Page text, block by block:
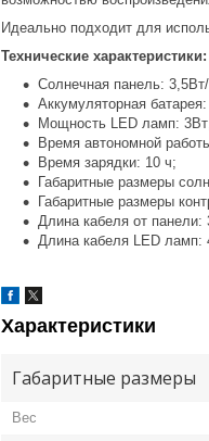
Идеально подходит для
Технические характеристики:
Солнечная панель:
Аккумуляторная
Мощность LED ламп:
Время автономной
Время зарядки: 10 ч;
Габаритные размеры
Габаритные размеры
Длина кабеля от панели:
Длина кабеля LED ламп:
Характеристики
Габаритные размеры
Вес